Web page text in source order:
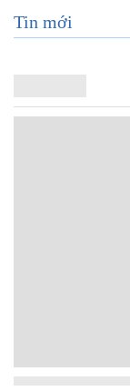
Tin mới